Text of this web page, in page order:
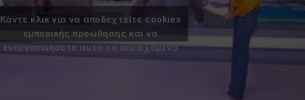
Κάντε κλικ για να αποδεχτείτε cookies
εμπορικής προώθησης και να
ενεργοποιήσετε αυτό το περιεχόμενο